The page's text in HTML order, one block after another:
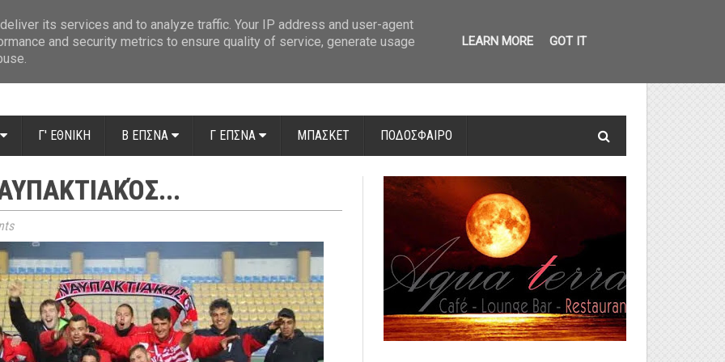
Γ' ΕΘΝΙΚΗ Β ΕΠΣΝΑ Γ ΕΠΣΝΑ ΜΠΑΣΚΕΤ ΠΟΔΟΣΦΑΙΡΟ
its services and to analyze traffic. Your IP address and user-agent
and security metrics to ensure quality of service, generate usage
LEARN MORE GOT IT